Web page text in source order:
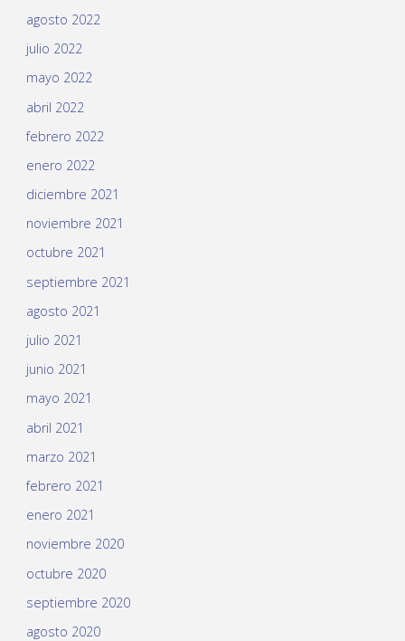
agosto 2022
julio 2022
mayo 2022
abril 2022
febrero 2022
enero 2022
diciembre 2021
noviembre 2021
octubre 2021
septiembre 2021
agosto 2021
julio 2021
junio 2021
mayo 2021
abril 2021
marzo 2021
febrero 2021
enero 2021
noviembre 2020
octubre 2020
septiembre 2020
agosto 2020